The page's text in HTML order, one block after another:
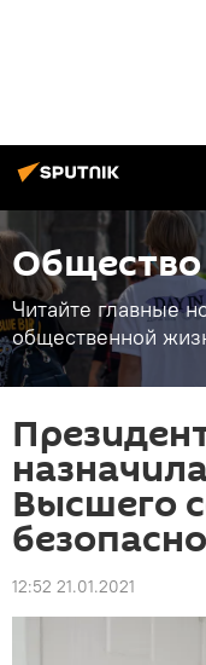
Общество
Читайте главные
общественной
Высшего
12:52 21.01.2021